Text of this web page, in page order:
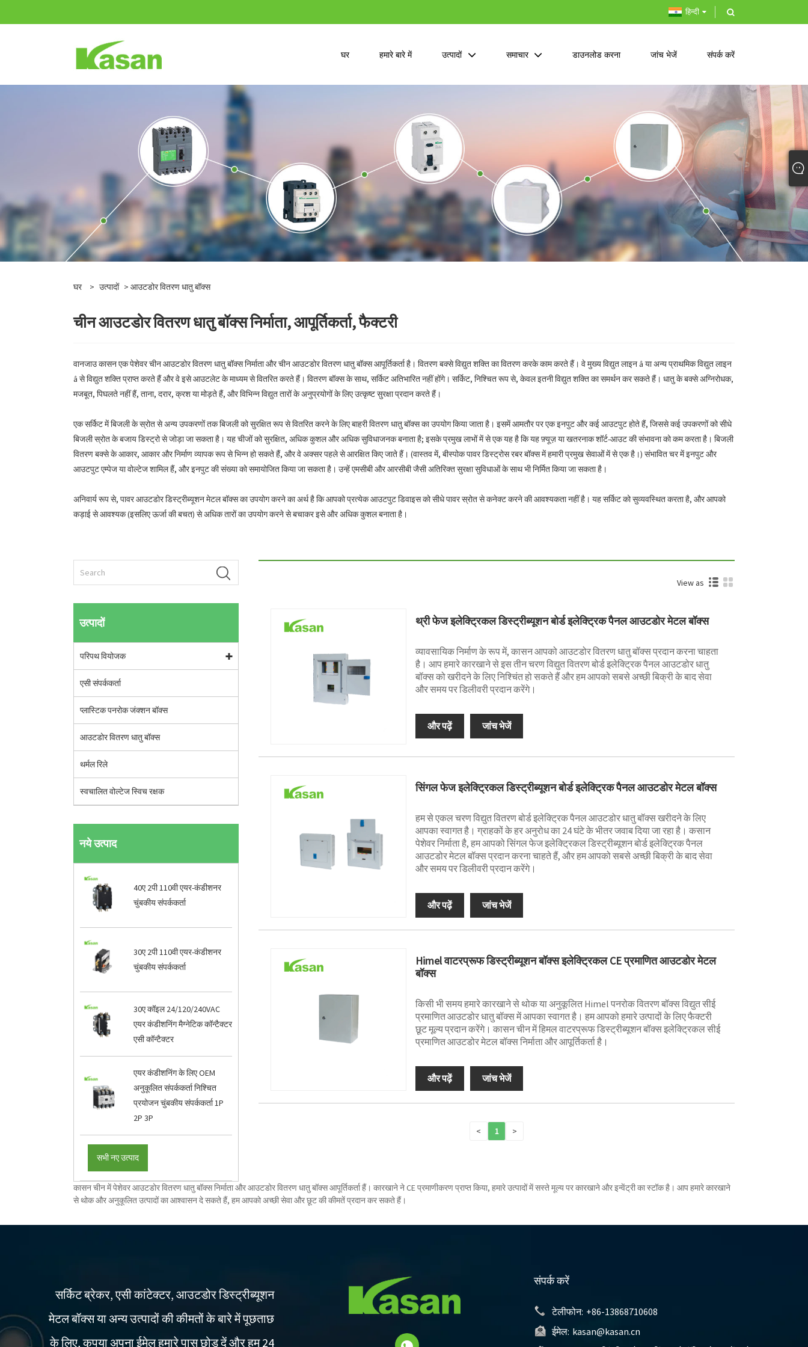
हिन्दी
घर हमारे बारे में उत्पादों समाचार डाउनलोड करना जांच भेजें संपर्क करें
घर > उत्पादों > आउटडोर वितरण धातु बॉक्स
चीन आउटडोर वितरण धातु बॉक्स निर्माता, आपूर्तिकर्ता, फैक्टरी
वानजाउ कासन एक पेशेवर चीन आउटडोर वितरण धातु बॉक्स निर्माता और चीन आउटडोर वितरण धातु बॉक्स आपूर्तिकर्ता है। वितरण बक्से विद्युत शक्ति का वितरण करके काम करते हैं। वे मुख्य विद्युत लाइन â या अन्य प्राथमिक विद्युत लाइन
â से विद्युत शक्ति प्राप्त करते हैं और वे इसे आउटलेट के माध्यम से वितरित करते हैं। वितरण बॉक्स के साथ, सर्किट अतिभारित नहीं होंगे। सर्किट, निश्चित रूप से, केवल इतनी विद्युत शक्ति का समर्थन कर सकते हैं। धातु के बक्से अग्निरोधक,
मजबूत, पिघलते नहीं हैं, ताना, दरार, क्रश या मोड़ते हैं, और विभिन्न विद्युत तारों के अनुप्रयोगों के लिए उत्कृष्ट सुरक्षा प्रदान करते हैं।
एक सर्किट में बिजली के स्रोत से अन्य उपकरणों तक बिजली को सुरक्षित रूप से वितरित करने के लिए बाहरी वितरण धातु बॉक्स का उपयोग किया जाता है। इसमें आमतौर पर एक इनपुट और कई आउटपुट होते हैं, जिससे कई उपकरणों को सीधे
बिजली स्रोत के बजाय डिस्ट्रो से जोड़ा जा सकता है। यह चीजों को सुरक्षित, अधिक कुशल और अधिक सुविधाजनक बनाता है; इसके प्रमुख लाभों में से एक यह है कि यह फ़्यूज़ या खतरनाक शॉर्ट-आउट की संभावना को कम करता है। बिजली
वितरण बक्से के आकार, आकार और निर्माण व्यापक रूप से भिन्न हो सकते हैं, और वे अक्सर पहले से आरक्षित किए जाते हैं। (वास्तव में, बीस्पोक पावर डिस्ट्रोस रबर बॉक्स में हमारी प्रमुख सेवाओं में से एक है।) संभावित चर में इनपुट और
आउटपुट एम्पेज या वोल्टेज शामिल हैं, और इनपुट की संख्या को समायोजित किया जा सकता है। उन्हें एमसीबी और आरसीबी जैसी अतिरिक्त सुरक्षा सुविधाओं के साथ भी निर्मित किया जा सकता है।
अनिवार्य रूप से, पावर आउटडोर डिस्ट्रीब्यूशन मेटल बॉक्स का उपयोग करने का अर्थ है कि आपको प्रत्येक आउटपुट डिवाइस को सीधे पावर स्रोत से कनेक्ट करने की आवश्यकता नहीं है। यह सर्किट को सुव्यवस्थित करता है, और आपको
कड़ाई से आवश्यक (इसलिए ऊर्जा की बचत) से अधिक तारों का उपयोग करने से बचाकर इसे और अधिक कुशल बनाता है।
उत्पादों
परिपथ वियोजक
एसी संपर्ककर्ता
प्लास्टिक पनरोक जंक्शन बॉक्स
आउटडोर वितरण धातु बॉक्स
थर्मल रिले
स्वचालित वोल्टेज स्विच रक्षक
नये उत्पाद
40ए 2पी 110वी एयर-कंडीशनर
चुंबकीय संपर्ककर्ता
30ए 2पी 110वी एयर-कंडीशनर
चुंबकीय संपर्ककर्ता
30ए कॉइल 24/120/240VAC
एयर कंडीशनिंग मैग्नेटिक कॉन्टैक्टर
एसी कॉन्टैक्टर
एयर कंडीशनिंग के लिए OEM
अनुकूलित संपर्ककर्ता निश्चित
प्रयोजन चुंबकीय संपर्ककर्ता 1P
2P 3P
सभी नए उत्पाद
View as
थ्री फेज इलेक्ट्रिकल डिस्ट्रीब्यूशन बोर्ड इलेक्ट्रिक पैनल आउटडोर मेटल बॉक्स
व्यावसायिक निर्माण के रूप में, कासन आपको आउटडोर वितरण धातु बॉक्स प्रदान करना चाहता
है। आप हमारे कारखाने से इस तीन चरण विद्युत वितरण बोर्ड इलेक्ट्रिक पैनल आउटडोर धातु
बॉक्स को खरीदने के लिए निश्चिंत हो सकते हैं और हम आपको सबसे अच्छी बिक्री के बाद सेवा
और समय पर डिलीवरी प्रदान करेंगे।
और पढ़ें जांच भेजें
सिंगल फेज इलेक्ट्रिकल डिस्ट्रीब्यूशन बोर्ड इलेक्ट्रिक पैनल आउटडोर मेटल बॉक्स
हम से एकल चरण विद्युत वितरण बोर्ड इलेक्ट्रिक पैनल आउटडोर धातु बॉक्स खरीदने के लिए
आपका स्वागत है। ग्राहकों के हर अनुरोध का 24 घंटे के भीतर जवाब दिया जा रहा है। कसान
पेशेवर निर्माता है, हम आपको सिंगल फेज इलेक्ट्रिकल डिस्ट्रीब्यूशन बोर्ड इलेक्ट्रिक पैनल
आउटडोर मेटल बॉक्स प्रदान करना चाहते हैं, और हम आपको सबसे अच्छी बिक्री के बाद सेवा
और समय पर डिलीवरी प्रदान करेंगे।
और पढ़ें जांच भेजें
Himel वाटरप्रूफ डिस्ट्रीब्यूशन बॉक्स इलेक्ट्रिकल CE प्रमाणित आउटडोर मेटल
बॉक्स
किसी भी समय हमारे कारखाने से थोक या अनुकूलित Himel पनरोक वितरण बॉक्स विद्युत सीई
प्रमाणित आउटडोर धातु बॉक्स में आपका स्वागत है। हम आपको हमारे उत्पादों के लिए फैक्टरी
छूट मूल्य प्रदान करेंगे। कासन चीन में हिमल वाटरप्रूफ डिस्ट्रीब्यूशन बॉक्स इलेक्ट्रिकल सीई
प्रमाणित आउटडोर मेटल बॉक्स निर्माता और आपूर्तिकर्ता है।
और पढ़ें जांच भेजें
< 1 >
कासन चीन में पेशेवर आउटडोर वितरण धातु बॉक्स निर्माता और आउटडोर वितरण धातु बॉक्स आपूर्तिकर्ता हैं। कारखाने ने CE प्रमाणीकरण प्राप्त किया, हमारे उत्पादों में सस्ते मूल्य पर कारखाने और इन्वेंट्री का स्टॉक है। आप हमारे कारखाने
से थोक और अनुकूलित उत्पादों का आश्वासन दे सकते हैं, हम आपको अच्छी सेवा और छूट की कीमतें प्रदान कर सकते हैं।
सर्किट ब्रेकर, एसी कांटेक्टर, आउटडोर डिस्ट्रीब्यूशन
मेटल बॉक्स या अन्य उत्पादों की कीमतों के बारे में पूछताछ
के लिए, कृपया अपना ईमेल हमारे पास छोड़ दें और हम 24
संपर्क करें
टेलीफोन: +86-13868710608
ईमेल: kasan@kasan.cn